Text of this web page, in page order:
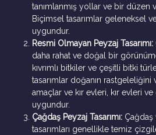
tanımlanmış yollar ve bir düzen
Biçimsel tasarımlar geleneksel
uygundur.
Resmi Olmayan Peyzaj Tasarımı:
daha rahat ve doğal bir
kıvrımlı bitkiler ve çeşitli bitki
tasarımlar doğanın
amaçlar ve kır evleri, kır evleri
uygundur.
Çağdaş Peyzaj Tasarımı:
tasarımları genellikle temiz